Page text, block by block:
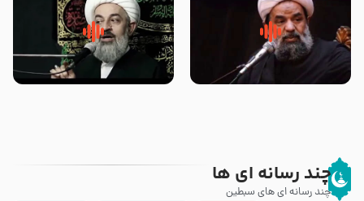
سلام جوانی که امام حسین علیه
السلام خودش جوابش را دادند
زیارتی که اسباب رزق زیاد و عمر
طولانی است حجت السلام حسین
چند رسانه ای ها
چند رسانه ای های سبطین